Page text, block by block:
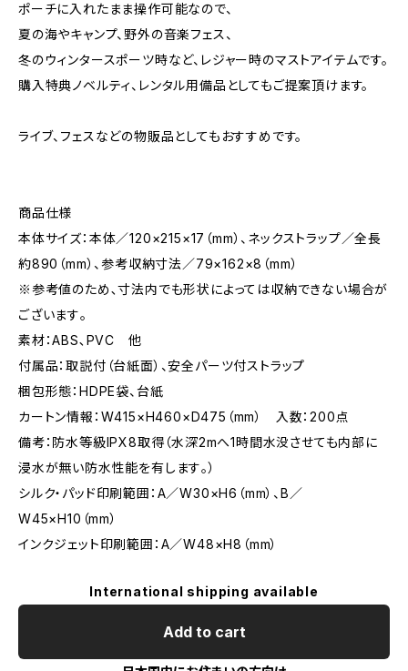
ポーチに入れたまま操作可能なので、
夏の海やキャンプ、野外の音楽フェス、
冬のウィンタースポーツ時など、レジャー時のマストアイテムです。
購入特典ノベルティ、レンタル用備品としてもご提案頂けます。
ライブ、フェスなどの物販品としてもおすすめです。
商品仕様
本体サイズ：本体／120×215×17（mm）、ネックストラップ／全長
約890（mm）、参考収納寸法／79×162×8（mm）
※参考値のため､寸法内でも形状によっては収納できない場合が
ございます｡
素材：ABS､PVC 他
付属品：取説付（台紙面）、安全パーツ付ストラップ
梱包形態：HDPE袋、台紙
カートン情報：W415×H460×D475（mm） 入数：200点
備考：防水等級IPX8取得（水深2mへ1時間水没させても内部に
浸水が無い防水性能を有します｡）
シルク・パッド印刷範囲：A／W30×H6（mm）、B／
W45×H10（mm）
インクジェット印刷範囲：A／W48×H8（mm）
International shipping available
Add to cart